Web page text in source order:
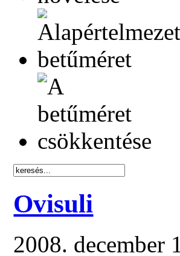
Ovisuli
2008. december